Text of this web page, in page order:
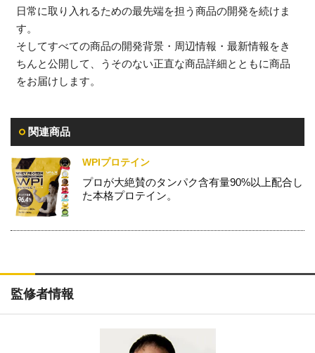
日常に取り入れるための最先端を担う商品の開発を続けま
す。
そしてすべての商品の開発背景・周辺情報・最新情報をき
ちんと公開して、うそのない正直な商品詳細とともに商品
をお届けします。
関連商品
WPIプロテイン
プロが大絶賛のタンパク含有量90%以上配合し
た本格プロテイン。
監修者情報